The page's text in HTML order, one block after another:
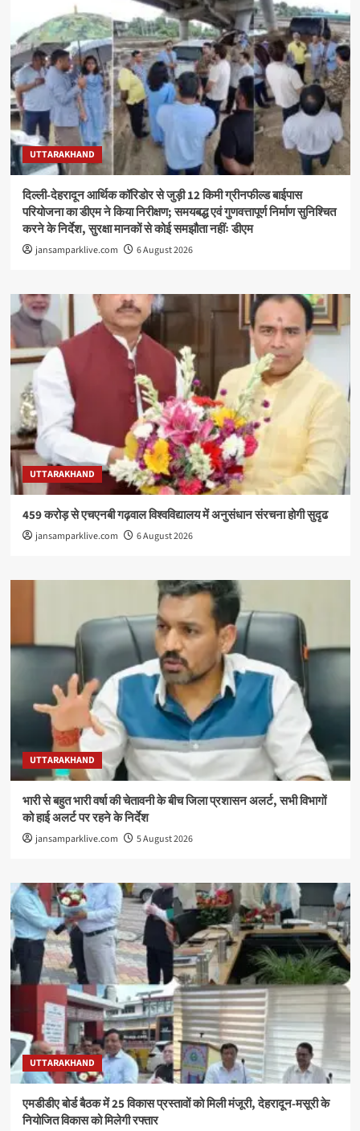
UTTARAKHAND
दिल्ली-देहरादून आर्थिक कॉरिडोर से जुड़ी 12 किमी ग्रीनफील्ड बाईपास
परियोजना का डीएम ने किया निरीक्षण; समयबद्ध एवं गुणवत्तापूर्ण निर्माण सुनिश्चित
करने के निर्देश, सुरक्षा मानकों से कोई समझौता नहींः डीएम
jansamparklive.com 6 August 2026
UTTARAKHAND
459 करोड़ से एचएनबी गढ़वाल विश्वविद्यालय में अनुसंधान संरचना होगी सुदृढ
jansamparklive.com 6 August 2026
UTTARAKHAND
भारी से बहुत भारी वर्षा की चेतावनी के बीच जिला प्रशासन अलर्ट, सभी विभागों
को हाई अलर्ट पर रहने के निर्देश
jansamparklive.com 5 August 2026
UTTARAKHAND
एमडीडीए बोर्ड बैठक में 25 विकास प्रस्तावों को मिली मंजूरी, देहरादून-मसूरी के
नियोजित विकास को मिलेगी रफ्तार